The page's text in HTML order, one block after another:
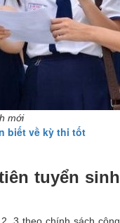
mới
biết về kỳ thi tốt
tuyển sinh